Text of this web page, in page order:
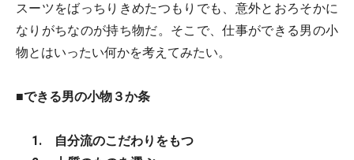
スーツをばっちりきめたつもりでも、意外とおろそかに
なりがちなのが持ち物だ。そこで、仕事ができる男の小
物とはいったい何かを考えてみたい。
■できる男の小物３か条
1. 自分流のこだわりをもつ